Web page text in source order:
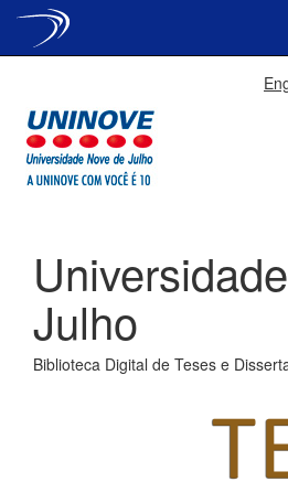
Julho
Biblioteca Digital de Teses e